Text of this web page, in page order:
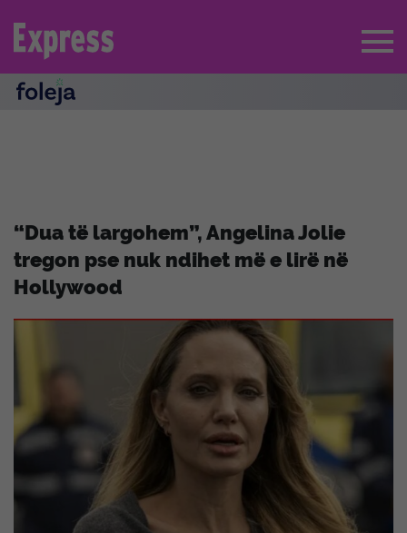
“Dua të largohem”, Angelina Jolie
tregon pse nuk ndihet më e lirë në
Hollywood